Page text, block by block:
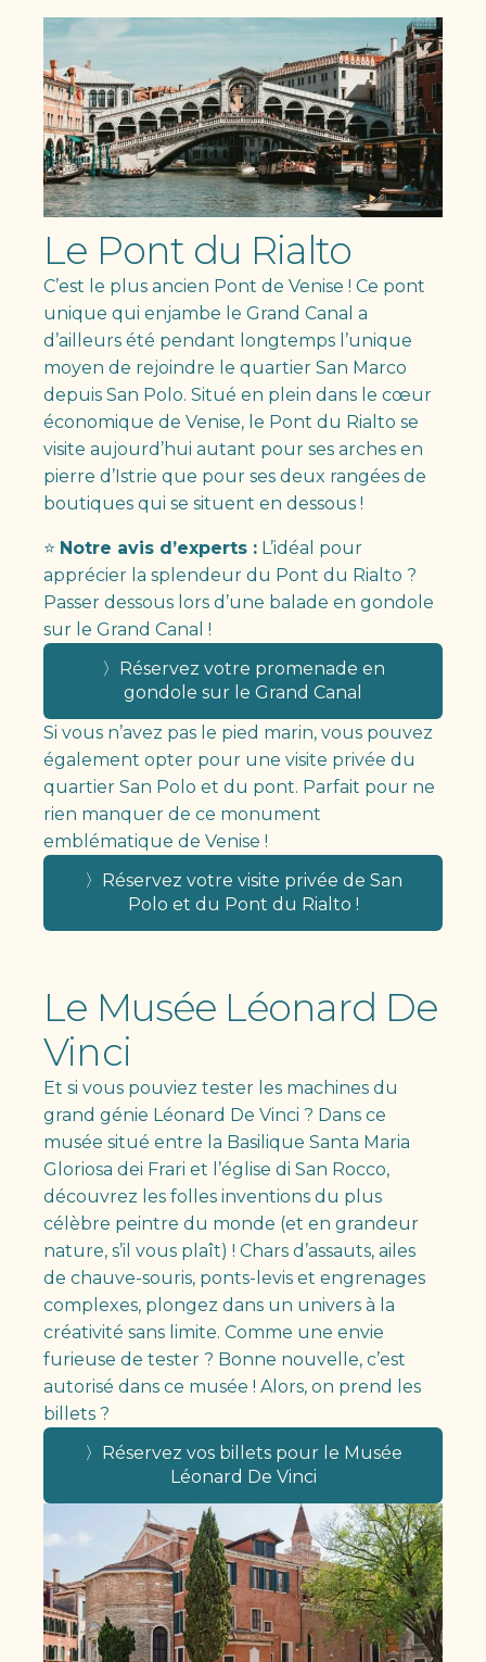
Le Pont du Rialto
C’est le plus ancien Pont de Venise ! Ce pont
unique qui enjambe le Grand Canal a
d’ailleurs été pendant longtemps l’unique
moyen de rejoindre le quartier San Marco
depuis San Polo. Situé en plein dans le cœur
économique de Venise, le Pont du Rialto se
visite aujourd’hui autant pour ses arches en
pierre d’Istrie que pour ses deux rangées de
boutiques qui se situent en dessous !
⭐ Notre avis d’experts : L’idéal pour
apprécier la splendeur du Pont du Rialto ?
Passer dessous lors d’une balade en gondole
sur le Grand Canal !
〉Réservez votre promenade en
gondole sur le Grand Canal
Si vous n’avez pas le pied marin, vous pouvez
également opter pour une visite privée du
quartier San Polo et du pont. Parfait pour ne
rien manquer de ce monument
emblématique de Venise !
〉Réservez votre visite privée de San
Polo et du Pont du Rialto !
Le Musée Léonard De
Vinci
Et si vous pouviez tester les machines du
grand génie Léonard De Vinci ? Dans ce
musée situé entre la Basilique Santa Maria
Gloriosa dei Frari et l’église di San Rocco,
découvrez les folles inventions du plus
célèbre peintre du monde (et en grandeur
nature, s’il vous plaît) ! Chars d’assauts, ailes
de chauve-souris, ponts-levis et engrenages
complexes, plongez dans un univers à la
créativité sans limite. Comme une envie
furieuse de tester ? Bonne nouvelle, c’est
autorisé dans ce musée ! Alors, on prend les
billets ?
〉Réservez vos billets pour le Musée
Léonard De Vinci